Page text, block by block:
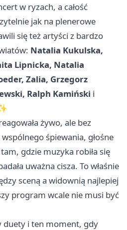
w ryzach, a całość
jak na plenerowe
się też artyści z bardzo
Natalia Kukulska,
Lipnicka, Natalia
Zalia, Grzegorz
Ralph Kamiński i
żywo, ale bez
śpiewania, głośne
gdzie muzyka robiła się
uważna cisza. To właśnie
sceną a widownią najlepiej
program wcale nie musi być
duety i ten moment, gdy